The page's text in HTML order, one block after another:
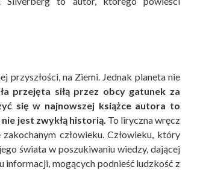
przyszłości, na Ziemi. Jednak planeta nie
przejęta siłą przez obcy gatunek za
się w najnowszej książce autora to
jest zwykłą historią. To liryczna wręcz
człowieku. Człowieku, który
świata w poszukiwaniu wiedzy, dającej
informacji, mogących podnieść ludzkość z